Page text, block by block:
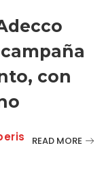
con
READ MORE